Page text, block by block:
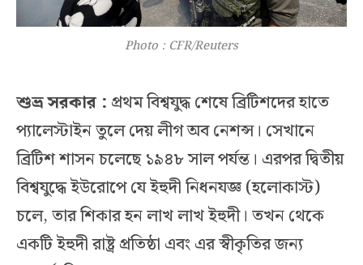
Photo : CFR/Reuters
শুভ্র সরকার : প্রথম বিশ্বযুদ্ধ শেষে ব্রিটিশদের হাতে
প্যালেস্টাইন তুলে দেয় লীগ অব নেশন্স। সেখানে
ব্রিটিশ শাসন চলেছে ১৯৪৮ সাল পর্যন্ত। এরপর দ্বিতীয়
বিশ্বযুদ্ধে ইউরোপে যে ইহুদী নিধনযজ্ঞ (হলোকাস্ট)
চলে, তার শিকার হন লাখ লাখ ইহুদী। তখন থেকে
একটি ইহুদী রাষ্ট্র প্রতিষ্ঠা এবং এর স্বীকৃতির জন্য